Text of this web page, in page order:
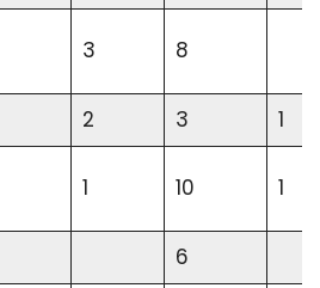
3 8
2 3
1
1 10 1
6